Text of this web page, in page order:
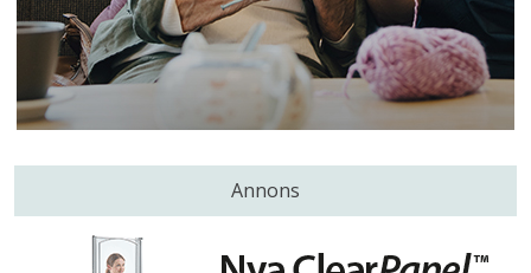
Annons